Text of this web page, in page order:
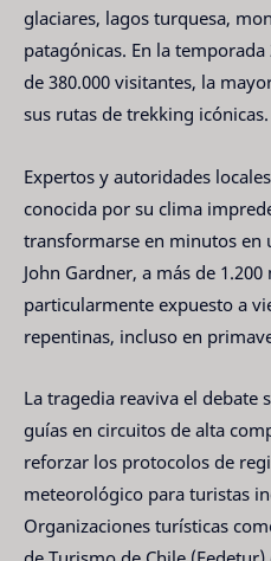
glaciares, lagos turquesa,
patagónicas. En la
de 380.000 visitantes, la
sus rutas de trekking icónicas.
Expertos y autoridades
conocida por su clima
transformarse en minutos en
John Gardner, a más de
particularmente expuesto a
repentinas, incluso en
La tragedia reaviva el debate
guías en circuitos de alta
reforzar los protocolos de
meteorológico para turistas
Organizaciones turísticas